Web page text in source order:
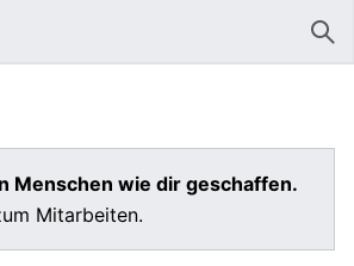
Menschen wie dir geschaffen.
Mitarbeiten.